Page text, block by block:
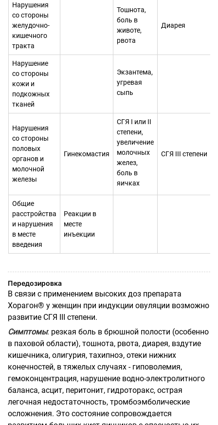
Нарушения
со стороны
желудочно-
кишечного
тракта
Тошнота,
боль в
животе,
рвота
Диарея
Нарушение
со стороны
кожи и
подкожных
тканей
Экзантема,
угревая
сыпь
Нарушения
со стороны
половых
органов и
молочной
железы
Гинекомастия
СГЯ I или II
степени,
увеличение
молочных
желез,
боль в
яичках
СГЯ III степени
Общие
расстройства
и нарушения
в месте
введения
Реакции в
месте
инъекции
Передозировка
В связи с применением высоких доз препарата
Хорагон® у женщин при индукции овуляции возможно
развитие СГЯ III степени.
Симптомы: резкая боль в брюшной полости (особенно
в паховой области), тошнота, рвота, диарея, вздутие
кишечника, олигурия, тахипноэ, отеки нижних
конечностей, в тяжелых случаях - гиповолемия,
гемоконцентрация, нарушение водно-электролитного
баланса, асцит, перитонит, гидроторакс, острая
легочная недостаточность, тромбоэмболические
осложнения. Это состояние сопровождается